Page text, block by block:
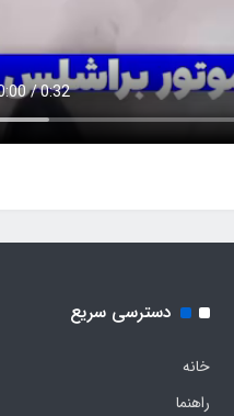
دسترسی سریع
خانه
راهنما